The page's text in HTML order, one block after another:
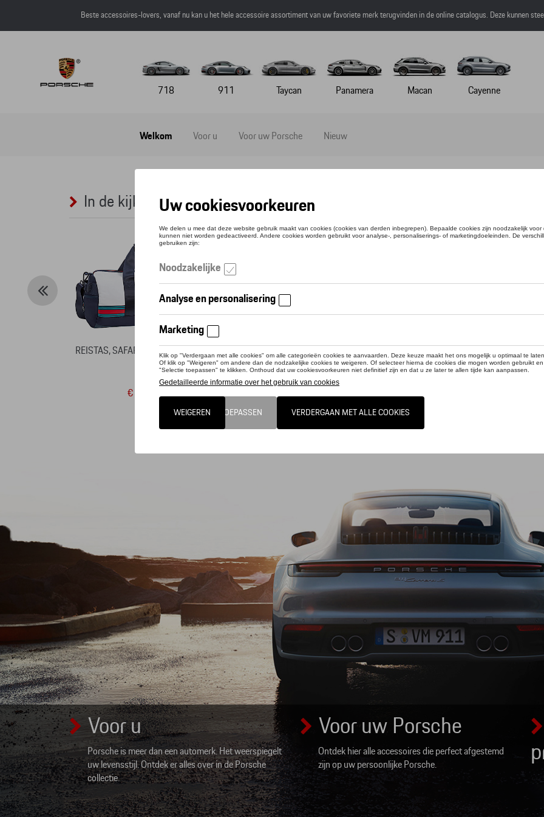
Beste accessoires-lovers, vanaf nu kan u het hele accessoire assortiment van uw favoriete merk terugvinden in de online catalogus. Deze kunnen
718 911 Taycan Panamera Macan Cayenne
Welkom Voor u Voor uw Porsche Nieuw
In de kijker
REISTAS, SAFARI - MARTINI RACING
€ 151,50
4 – 911 GT1
Voor u
Porsche is meer dan een automerk. Het weerspiegelt
uw levensstijl. Ontdek er alles over in de Porsche
collectie.
Voor uw Porsche
Ontdek hier alle accessoires die perfect afgestemd
zijn op uw persoonlijke Porsche.